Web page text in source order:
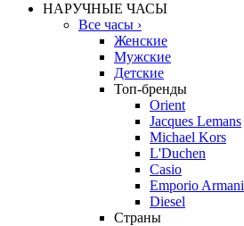
НАРУЧНЫЕ ЧАСЫ
Все часы ›
Женские
Мужские
Детские
Топ-бренды
Orient
Jacques Lemans
Michael Kors
L'Duchen
Casio
Emporio Armani
Diesel
Страны